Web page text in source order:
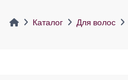
Каталог Для волос